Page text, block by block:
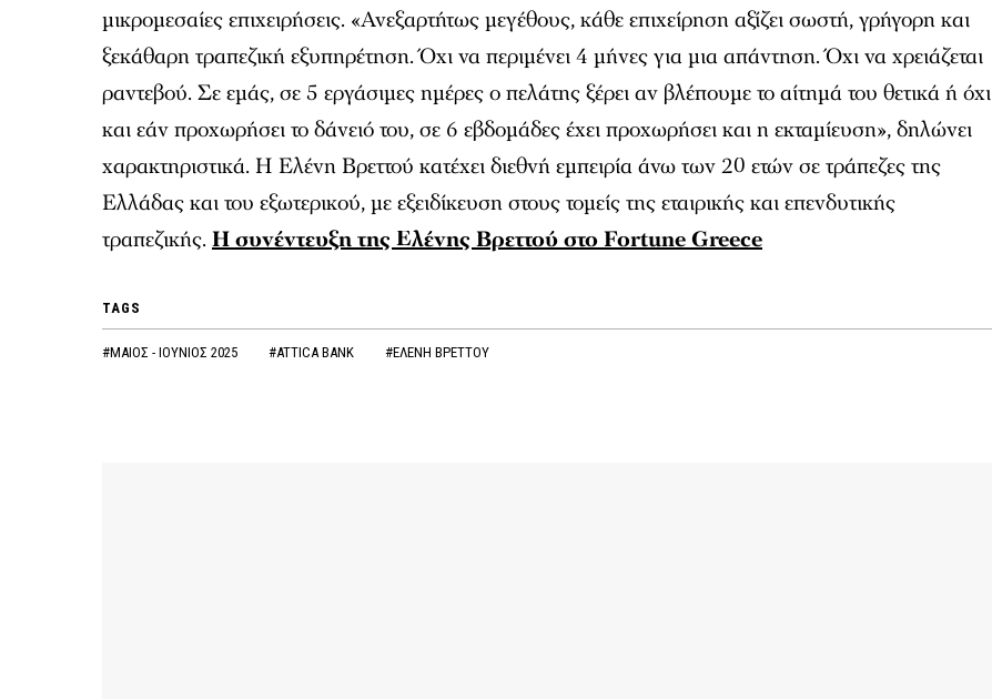
μικρομεσαίες επιχειρήσεις. «Ανεξαρτήτως μεγέθους, κάθε επιχείρηση αξίζει σωστή, γρήγορη και
ξεκάθαρη τραπεζική εξυπηρέτηση. Όχι να περιμένει 4 μήνες για μια απάντηση. Όχι να χρειάζεται
ραντεβού. Σε εμάς, σε 5 εργάσιμες ημέρες ο πελάτης ξέρει αν βλέπουμε το αίτημά του θετικά ή όχι
και εάν προχωρήσει το δάνειό του, σε 6 εβδομάδες έχει προχωρήσει και η εκταμίευση», δηλώνει
χαρακτηριστικά. Η Ελένη Βρεττού κατέχει διεθνή εμπειρία άνω των 20 ετών σε τράπεζες της
Ελλάδας και του εξωτερικού, με εξειδίκευση στους τομείς της εταιρικής και επενδυτικής
τραπεζικής. Η συνέντευξη της Ελένης Βρεττού στο Fortune Greece
TAGS
#ΜΑΙΟΣ - ΙΟΥΝΙΟΣ 2025 #ATTICA BANK #ΕΛΕΝΗ ΒΡΕΤΤΟΥ